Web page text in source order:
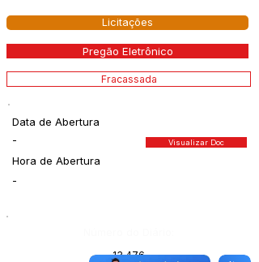
Licitações
Pregão Eletrônico
Fracassada
Data de Abertura
-
Hora de Abertura
Visualizar Doc
-
13.476